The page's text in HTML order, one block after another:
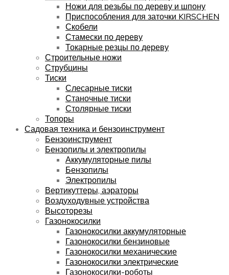
Ножи для резьбы по дереву и шпону
Приспособления для заточки KIRSCHEN
Скобели
Стамески по дереву
Токарные резцы по дереву
Строительные ножи
Струбцины
Тиски
Слесарные тиски
Станочные тиски
Столярные тиски
Топоры
Садовая техника и бензоинструмент
Бензоинструмент
Бензопилы и электропилы
Аккумуляторные пилы
Бензопилы
Электропилы
Вертикуттеры, аэраторы
Воздуходувные устройства
Высоторезы
Газонокосилки
Газонокосилки аккумуляторные
Газонокосилки бензиновые
Газонокосилки механические
Газонокосилки электрические
Газонокосилки-роботы